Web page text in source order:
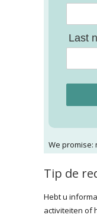
Last
We promise:
Tip de
Hebt u
activiteiten of